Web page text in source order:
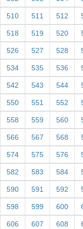
510 511 512
518 519 520
526 527 528
534 535 536
542 543 544
550 551 552
558 559 560
566 567 568
574 575 576
582 583 584
590 591 592
598 599 600
606 607 608